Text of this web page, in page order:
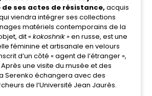
ses actes de résistance, acquis
viendra intégrer ses collections
matériels contemporains de la
dit « kokoshnik» en russe, est une
féminine et artisanale en velours
d’un côté « agent de l’étranger »,
Après une visite du musée et des
Serenko échangera avec des
de l’Université Jean Jaurès.